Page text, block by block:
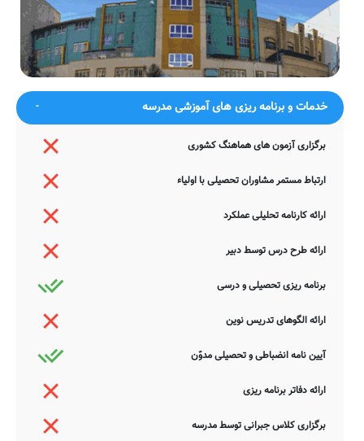
چیست
شبانروزی
می‌ای دارم چو جان صافی و صوفی
می‌کند عیبش
خدایا هیچ عاقل را مبادا بخت بد
روزی
ضمناً یادآور می شود اطلاعات مندرج در این صفحه توسط موتورهای
جستجوی هوشمند سامانه های آنلاین گردآوری شده است. به همین جهت
ممکن است در برخی از موارد، دچار خطا بوده و یا نیازمند بروزرسانی
باشند. چنانچه شما از عوامل این مدرسه هستید و یا اطلاعات دقیقتری در
این خصوص دارید عمیقاً خواهشمندیم ما را جهت اصلاح و تکمیل این
اطلاعات یاری نمایید. سامانه مدرسانه ، مشتاقانه پذیرای دیدگاه ها و نقطه
نظرات تکمیل کننده شما می باشد.
خدمات و برنامه ریزی های آموزشی مدرسه
برگزاری آزمون های هماهنگ کشوری
ارتباط مستمر مشاوران تحصیلی با اولیاء
ارائه کارنامه تحلیلی عملکرد
ارائه طرح درس توسط دبیر
برنامه ریزی تحصیلی و درسی
ارائه الگوهای تدریس نوین
آیین نامه انضباطی و تحصیلی مدوّن
ارائه دفاتر برنامه ریزی
برگزاری کلاس جبرانی توسط مدرسه